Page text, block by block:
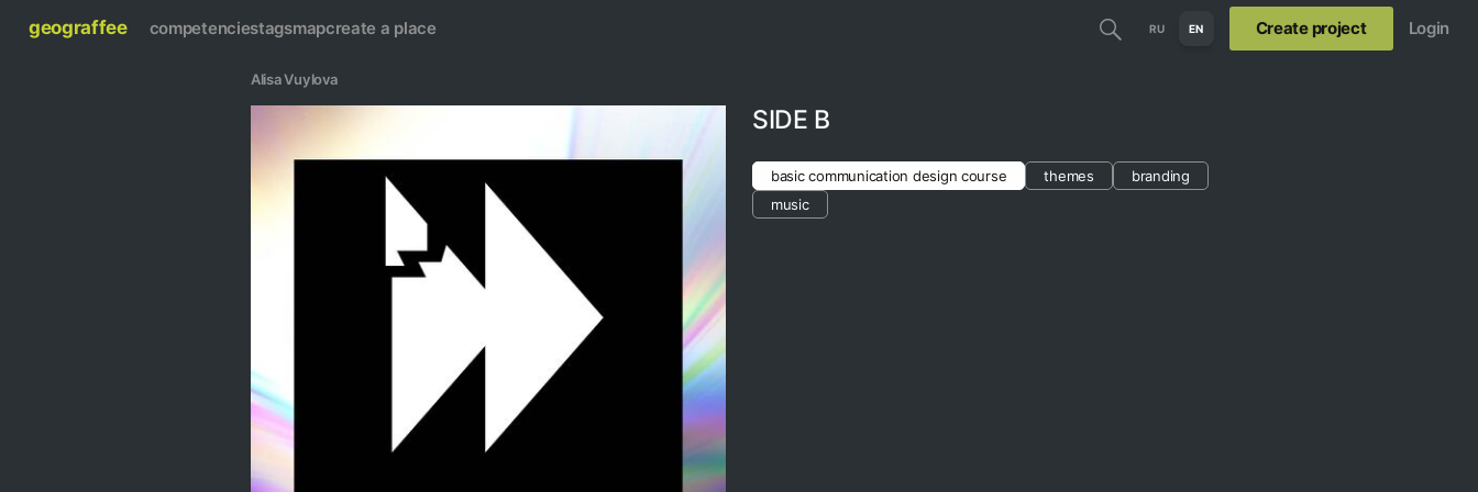
geograffee competenciestagsmapcreate a place RU EN Create project Login
Alisa Vuylova
SIDE B
basic communication design course themes
branding
music